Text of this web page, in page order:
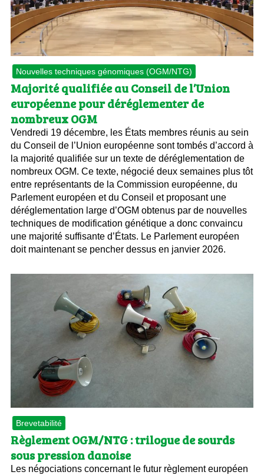
Nouvelles techniques génomiques (OGM/NTG)
Majorité qualifiée au Conseil de l’Union
européenne pour déréglementer de
nombreux OGM
Vendredi 19 décembre, les États membres réunis au sein
du Conseil de l’Union européenne sont tombés d’accord à
la majorité qualifiée sur un texte de déréglementation de
nombreux OGM. Ce texte, négocié deux semaines plus tôt
entre représentants de la Commission européenne, du
Parlement européen et du Conseil et proposant une
déréglementation large d’OGM obtenus par de nouvelles
techniques de modification génétique a donc convaincu
une majorité suffisante d’États. Le Parlement européen
doit maintenant se pencher dessus en janvier 2026.
Brevetabilité
Règlement OGM/NTG : trilogue de sourds
sous pression danoise
Les négociations concernant le futur règlement européen